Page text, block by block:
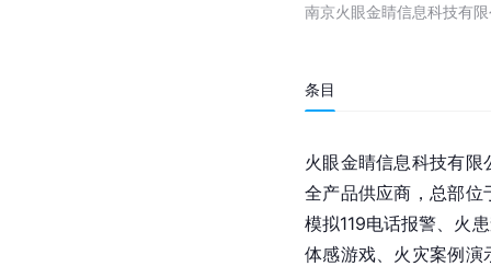
南京火眼金睛信息科技有
条目
火眼金睛信息科技有
全产品供应商，总部位
模拟119电话报警、火
体感游戏、火灾案例演